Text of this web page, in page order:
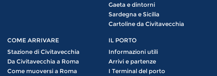
Gaeta e dintorni
Sardegna e Sicilia
Cartoline da Civitavecchia
COME ARRIVARE
Stazione di Civitavecchia
Da Civitavecchia a Roma
Come muoversi a Roma
IL PORTO
Informazioni utili
Arrivi e partenze
I Terminal del porto